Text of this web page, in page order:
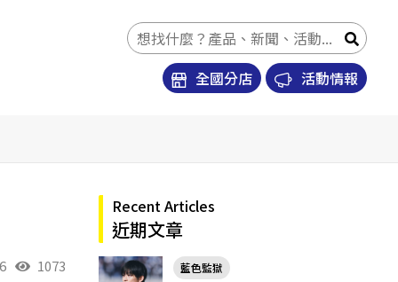
活動情報
全國分店
1073
Recent Articles
近期文章
藍色監獄